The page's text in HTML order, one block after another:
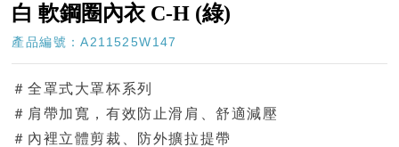
白 軟鋼圈內衣 C-H (綠)
產品編號：A211525W147
＃全罩式大罩杯系列
＃肩帶加寬，有效防止滑肩、舒適減壓
＃內裡立體剪裁、防外擴拉提帶